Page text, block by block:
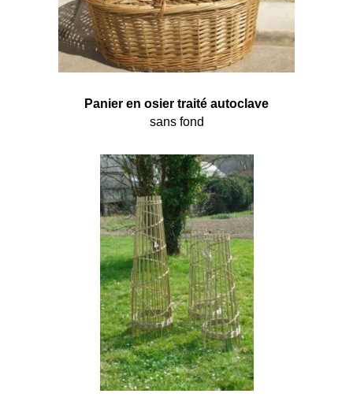
Panier en osier traité autoclave
sans fond